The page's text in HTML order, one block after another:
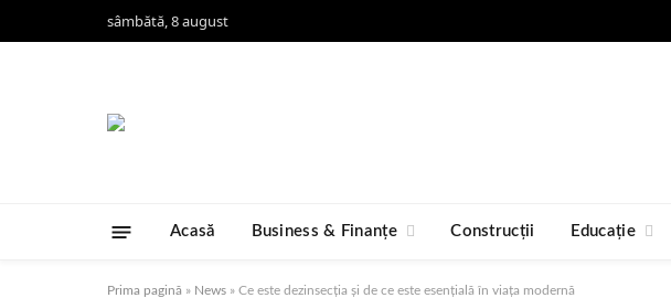
sâmbătă, 8 august
Acasă Business & Finanțe Construcții Educație
Prima pagină » News » Ce este dezinsecția și de ce este esențială în viața modernă